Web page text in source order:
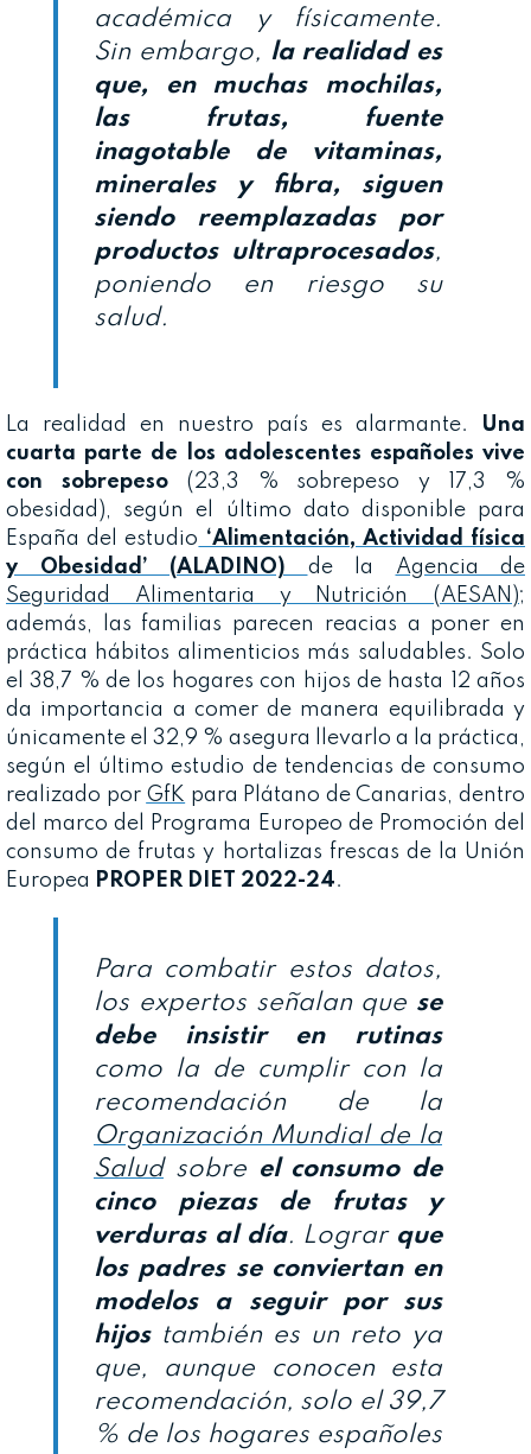
académica y físicamente.
Sin embargo, la realidad es
que, en muchas mochilas,
las frutas, fuente
inagotable de vitaminas,
minerales y fibra, siguen
siendo reemplazadas por
productos ultraprocesados,
poniendo en riesgo su
salud.
La realidad en nuestro país es alarmante.
Una
cuarta parte de los adolescentes españoles vive
con sobrepeso(23,3 % sobrepeso y 17,3 %
obesidad), según el último dato disponible para
España del estudio ‘Alimentación, Actividad física
y Obesidad’ (ALADINO)
de la Agencia de
Seguridad Alimentaria y Nutrición (AESAN);
además, las familias parecen reacias a poner en
práctica hábitos alimenticios más saludables. Solo
el 38,7 % de los hogares con hijos de hasta 12 años
da importancia a comer de manera equilibrada y
únicamente el 32,9 % asegura llevarlo a la práctica,
según el último estudio de tendencias de consumo
realizado por GfK para Plátano de Canarias, dentro
del marco del Programa Europeo de Promoción del
consumo de frutas y hortalizas frescas de la Unión
Europea PROPER DIET 2022-24.
Para combatir estos datos,
los expertos señalan que se
debe insistir en rutinas
como la de cumplir con la
recomendación de la
Organización Mundial de la
Saludsobre el consumo de
cinco piezas de frutas y
verduras al día. Lograr que
los padres se conviertan en
modelos a seguir por sus
hijostambién es un reto ya
que, aunque conocen esta
recomendación, solo el 39,7
% de los hogares españoles